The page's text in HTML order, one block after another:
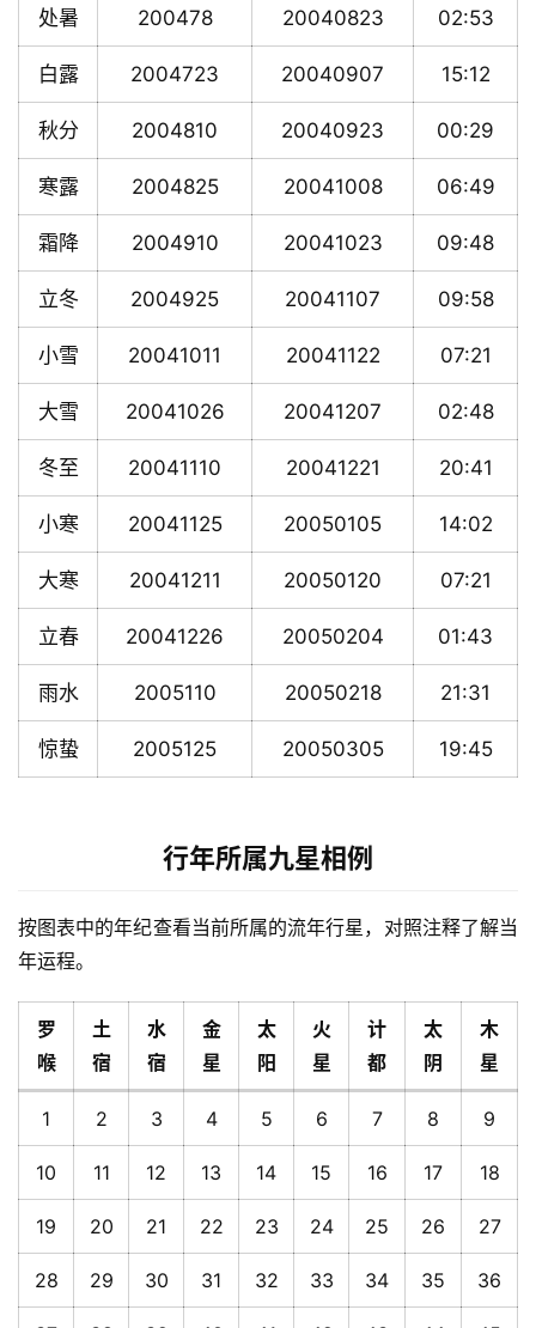
处暑 200478 20040823 02:53
白露 2004723 20040907 15:12
秋分 2004810 20040923 00:29
寒露 2004825 20041008 06:49
霜降 2004910 20041023 09:48
立冬 2004925 20041107 09:58
小雪 20041011 20041122 07:21
大雪 20041026 20041207 02:48
冬至 20041110 20041221 20:41
小寒 20041125 20050105 14:02
大寒 20041211 20050120 07:21
立春 20041226 20050204 01:43
雨水 2005110 20050218 21:31
惊蛰 2005125 20050305 19:45
行年所属九星相例
按图表中的年纪查看当前所属的流年行星，对照注释了解当
年运程。
罗
喉
土
宿
水
宿
金
星
太
阳
火
星
计
都
太
阴
木
星
1 2 3 4 5 6 7 8 9
10 11 12 13 14 15 16 17 18
19 20 21 22 23 24 25 26 27
28 29 30 31 32 33 34 35 36